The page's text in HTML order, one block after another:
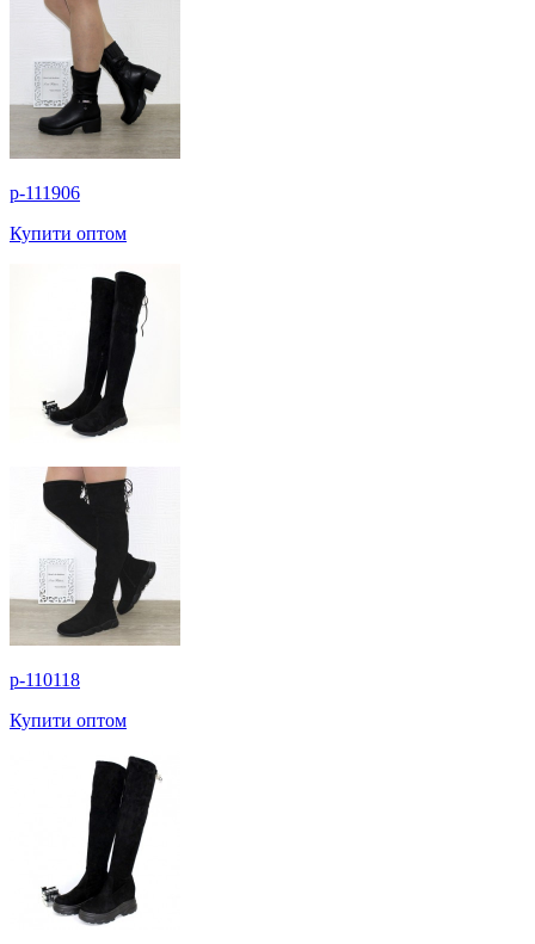
p-111906
Купити оптом
p-110118
Купити оптом